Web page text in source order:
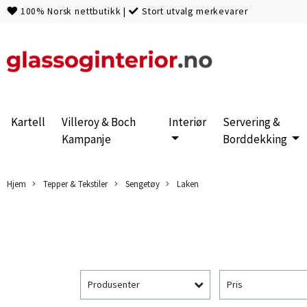
100% Norsk nettbutikk | Stort utvalg merkevarer
Kartell
Villeroy & Boch
Kampanje
Interiør
Servering &
Borddekking
Hjem Tepper & Tekstiler Sengetøy Laken
Produsenter Pris